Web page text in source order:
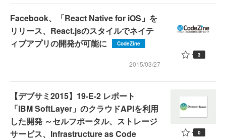
Facebook、「React Native for iOS」を
リリース、React.jsのスタイルでネイテ
ィブアプリの開発が可能に
CodeZine
2015/03/27
3
【デブサミ2015】19-E-2 レポート
「IBM SoftLayer」のクラウドAPIを利用
した開発 ～セルフポータル、ストレージ
サービス、Infrastructure as Code
0